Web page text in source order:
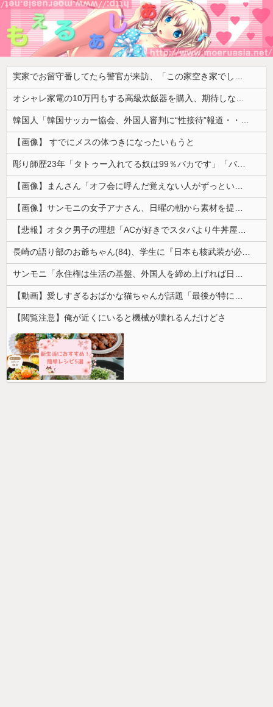
実家でお留守番してたら警官が来訪、「この家空き家でしたよね？」と問いかけてくるが実際は30年ほど住んでおり……
オシャレ家電の10万円もする高級炊飯器を購入、期待しながら御飯を炊いてみた結果……
韓国人「韓国サッカー協会、外国人審判に“性接待”報道・・・」→「2002年の審判買収が事実だったのか？」「日本人が言ってたこと正しかったね・・・...
【画像】 すでにメスの体つきになったいもうと
彫り師歴23年「タトゥー入れてる奴は99％バカです」「バカは5000円が好き」無断キャンセル、挨拶できない、金がない…客層をぶっちゃけ
【画像】まんさん「オフ会に呼んだ覚えない人がずっといたので晒すわ」（パシャ）
【画像】サンモニの女子アナさん、日曜の朝から素材を提供してしまう
【悲報】オタク男子の理想「ACが好きでスタバより牛丼屋に行きたがる女」、この銀河に1人も存在しないｗｗｗｗ
長崎の語り部のお爺ちゃん(84)、学生に『日本も核武装が必要』と言われびっくり
サンモニ「永住権は生活の基盤、外国人を締め上げれば日本人が生きやすくなるは勘違い」
【動画】愛しすぎるおばかな猫ちゃんが話題「最後が特にかわいいｗ」
【閲覧注意】俺が近くにいると機械が壊れるんだけどさ